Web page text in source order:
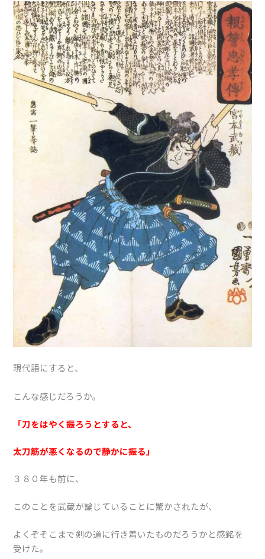
現代語にすると、
こんな感じだろうか。
「刀をはやく振ろうとすると、
太刀筋が悪くなるので静かに振る」
３８０年も前に、
このことを武蔵が論じていることに驚かされたが、
よくぞそこまで剣の道に行き着いたものだろうかと感銘を
受けた。